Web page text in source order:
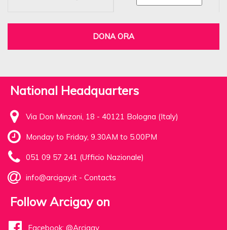
DONA ORA
National Headquarters
Via Don Minzoni, 18 - 40121 Bologna (Italy)
Monday to Friday, 9.30AM to 5.00PM
051 09 57 241 (Ufficio Nazionale)
info@arcigay.it - Contacts
Follow Arcigay on
Facebook: @Arcigay